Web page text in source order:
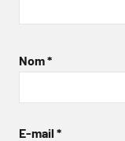
Nom*
E-mail *